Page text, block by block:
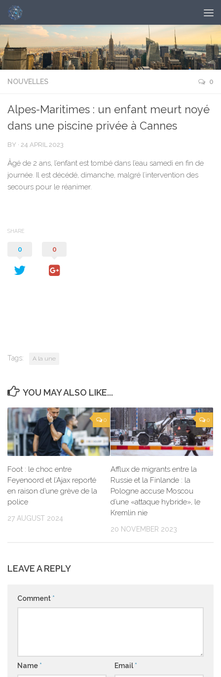
NOUVELLES 0
Alpes-Maritimes : un enfant meurt noyé
dans une piscine privée à Cannes
BY · 24 APRIL 2023
Âgé de 2 ans, l’enfant est tombé dans l’eau samedi en fin de
journée. Il est décédé, dimanche, malgré l’intervention des
secours pour le réanimer.
SHARE
0 0
Tags: A la une
YOU MAY ALSO LIKE...
0
Foot : le choc entre
Feyenoord et l’Ajax reporté
en raison d’une grève de la
police
27 AUGUST 2024
0
Afflux de migrants entre la
Russie et la Finlande : la
Pologne accuse Moscou
d’une «attaque hybride», le
Kremlin nie
20 NOVEMBER 2023
LEAVE A REPLY
Comment *
Name * Email *